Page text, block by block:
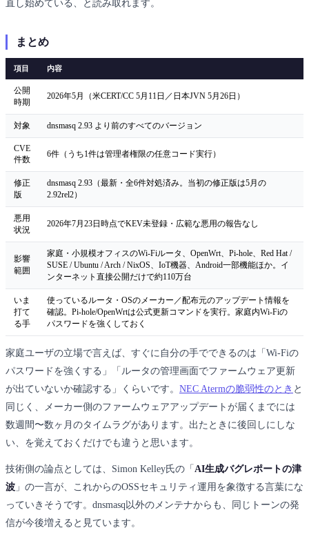
直し始めている、と読み取れます。
まとめ
項目 内容
公開
時期
2026年5月（米CERT/CC 5月11日／日本JVN 5月26日）
対象 dnsmasq 2.93 より前のすべてのバージョン
CVE
件数
6件（うち1件は管理者権限の任意コード実行）
修正
版
dnsmasq 2.93（最新・全6件対処済み。当初の修正版は5月の
2.92rel2）
悪用
状況
2026年7月23日時点でKEV未登録・広範な悪用の報告なし
影響
範囲
家庭・小規模オフィスのWi-Fiルータ、OpenWrt、Pi-hole、Red Hat /
SUSE / Ubuntu / Arch / NixOS、IoT機器、Android一部機能ほか。イ
ンターネット直接公開だけで約110万台
いま
打て
る手
使っているルータ・OSのメーカー／配布元のアップデート情報を
確認。Pi-hole/OpenWrtは公式更新コマンドを実行。家庭内Wi-Fiの
パスワードを強くしておく
家庭ユーザの立場で言えば、すぐに自分の手でできるのは「Wi-Fiの
パスワードを強くする」「ルータの管理画面でファームウェア更新
が出ていないか確認する」くらいです。 NEC Atermの脆弱性のとき と
同じく、メーカー側のファームウェアアップデートが届くまでには
数週間〜数ヶ月のタイムラグがあります。出たときに後回しにしな
い、を覚えておくだけでも違うと思います。
技術側の論点としては、Simon Kelley氏の「 AI生成バグレポートの津
波 」の一言が、これからのOSSセキュリティ運用を象徴する言葉にな
っていきそうです。dnsmasq以外のメンテナからも、同じトーンの発
信が今後増えると見ています。